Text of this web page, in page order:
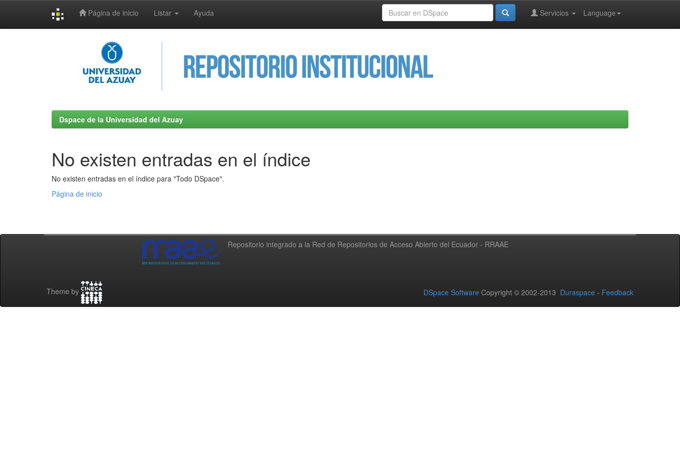
Página de inicio Listar Ayuda Language
Servicios
Dspace de la Universidad del Azuay
No existen entradas en el índice
No existen entradas en el índice para "Todo DSpace".
Página de inicio
Repositorio integrado a la Red de Repositorios de Acceso Abierto del Ecuador - RRAAE
Theme by DSpace Software Copyright © 2002-2013 Duraspace - Feedback